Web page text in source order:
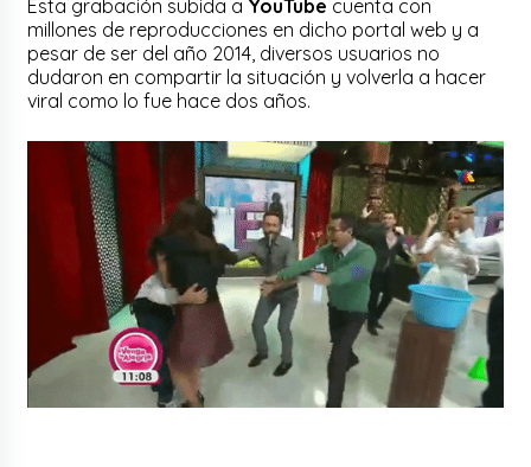
Esta grabación subida a YouTube cuenta con
millones de reproducciones en dicho portal web y a
pesar de ser del año 2014, diversos usuarios no
dudaron en compartir la situación y volverla a hacer
viral como lo fue hace dos años.